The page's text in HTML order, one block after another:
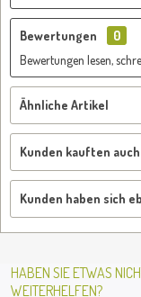
Bewertungen
0
Bewertungen lesen,
Ähnliche Artikel
Kunden kauften auch
Kunden haben sich
HABEN SIE ETWAS
WEITERHELFEN?